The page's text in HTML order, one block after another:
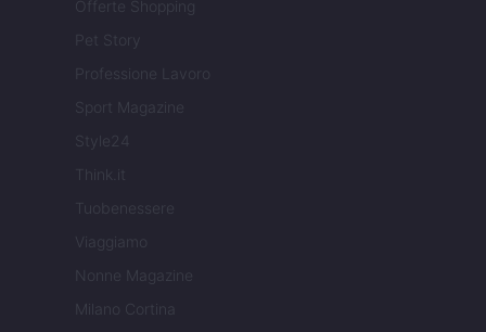
Offerte Shopping
Pet Story
Professione Lavoro
Sport Magazine
Style24
Think.it
Tuobenessere
Viaggiamo
Nonne Magazine
Milano Cortina